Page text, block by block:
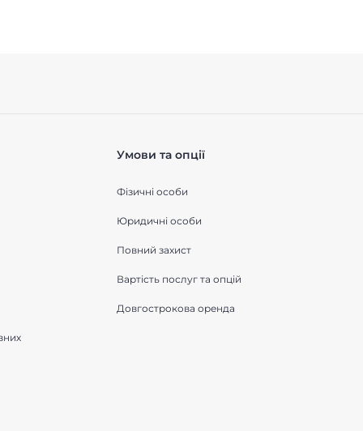
Умови та опції
Фізичні особи
Юридичні особи
Повний захист
Вартість послуг та опцій
Довгострокова оренда